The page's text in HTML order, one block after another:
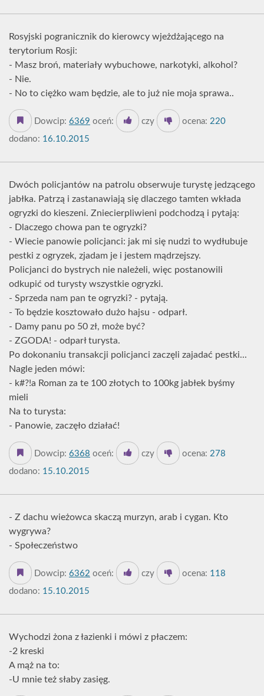
Rosyjski pogranicznik do kierowcy wjeżdżającego na
terytorium Rosji:
- Masz broń, materiały wybuchowe, narkotyki, alkohol?
- Nie.
- No to ciężko wam będzie, ale to już nie moja sprawa..
Dowcip: 6369 oceń: czy ocena: 220
dodano: 16.10.2015
Dwóch policjantów na patrolu obserwuje turystę jedzącego
jabłka. Patrzą i zastanawiają się dlaczego tamten wkłada
ogryzki do kieszeni. Zniecierpliwieni podchodzą i pytają:
- Dlaczego chowa pan te ogryzki?
- Wiecie panowie policjanci: jak mi się nudzi to wydłubuje
pestki z ogryzek, zjadam je i jestem mądrzejszy.
Policjanci do bystrych nie należeli, więc postanowili
odkupić od turysty wszystkie ogryzki.
- Sprzeda nam pan te ogryzki? - pytają.
- To będzie kosztowało dużo hajsu - odparł.
- Damy panu po 50 zł, może być?
- ZGODA! - odparł turysta.
Po dokonaniu transakcji policjanci zaczęli zajadać pestki...
Nagle jeden mówi:
- k#?!a Roman za te 100 złotych to 100kg jabłek byśmy
mieli
Na to turysta:
- Panowie, zaczęło działać!
Dowcip: 6368 oceń: czy ocena: 278
dodano: 15.10.2015
- Z dachu wieżowca skaczą murzyn, arab i cygan. Kto
wygrywa?
- Społeczeństwo
Dowcip: 6362 oceń: czy ocena: 118
dodano: 15.10.2015
Wychodzi żona z łazienki i mówi z płaczem:
-2 kreski
A mąż na to:
-U mnie też słaby zasięg.